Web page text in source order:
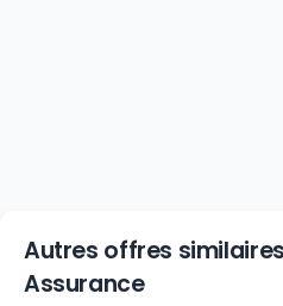
Autres offres
Assurance